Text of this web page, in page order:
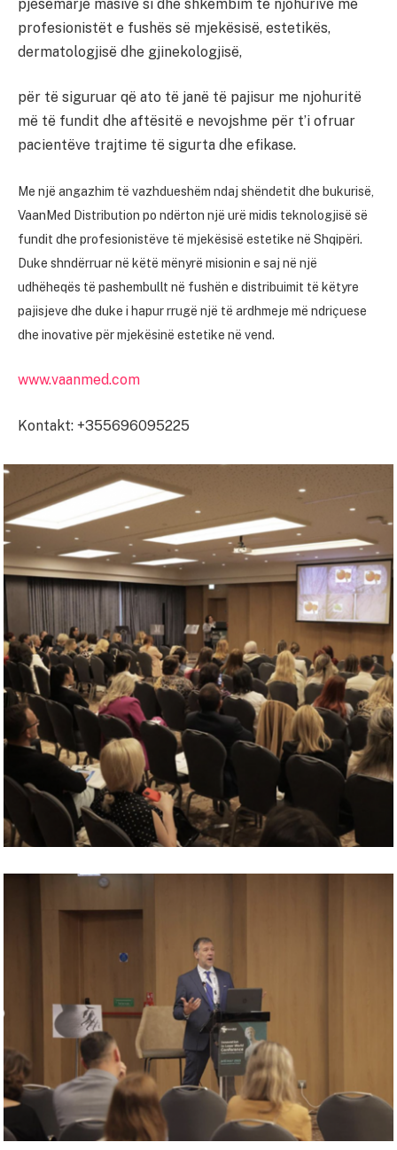
pjesëmarje masive si dhe shkëmbim të njohurive me
profesionistët e fushës së mjekësisë, estetikës,
dermatologjisë dhe gjinekologjisë,
për të siguruar që ato të janë të pajisur me njohuritë
më të fundit dhe aftësitë e nevojshme për t’i ofruar
pacientëve trajtime të sigurta dhe efikase.
Me një angazhim të vazhdueshëm ndaj shëndetit dhe bukurisë,
VaanMed Distribution po ndërton një urë midis teknologjisë së
fundit dhe profesionistëve të mjekësisë estetike në Shqipëri.
Duke shndërruar në këtë mënyrë misionin e saj në një
udhëheqës të pashembullt në fushën e distribuimit të këtyre
pajisjeve dhe duke i hapur rrugë një të ardhmeje më ndriçuese
dhe inovative për mjekësinë estetike në vend.
www.vaanmed.com
Kontakt: +355696095225